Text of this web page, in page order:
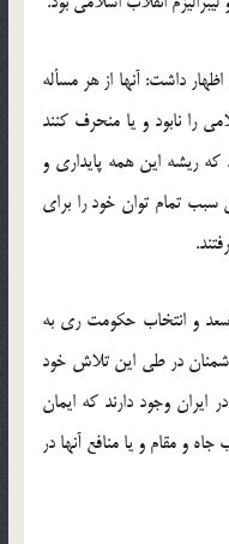
داشت: آنها از هر مسأله‏
را نابود و یا منحرف کنند
که ریشه این همه پایداری و
سبب تمام توان خود را برای
سعد و انتخاب حکومت ری به
در طی این تلاش خود
ایران وجود دارند که ایمان
و مقام و یا منافع آنها در